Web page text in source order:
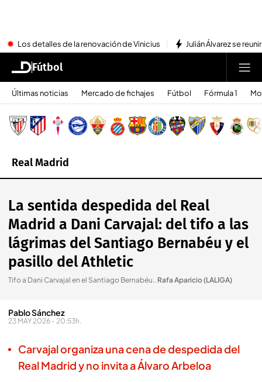
Los detalles de la renovación de Vinicius Julián Álvarez se
Fútbol
Últimas noticias Mercado de fichajes Fútbol Fórmula 1
Real Madrid
La sentida despedida del Real
Madrid a Dani Carvajal: del tifo a las
lágrimas del Santiago Bernabéu y el
pasillo del Athletic
Tifo a Dani Carvajal en el Santiago Bernabéu.. Rafa Aparicio (LALIGA)
Pablo Sánchez
23 MAY 2026 - 20:53h.
Carvajal organiza una cena de despedida del
Real Madrid y no invita a Álvaro Arbeloa